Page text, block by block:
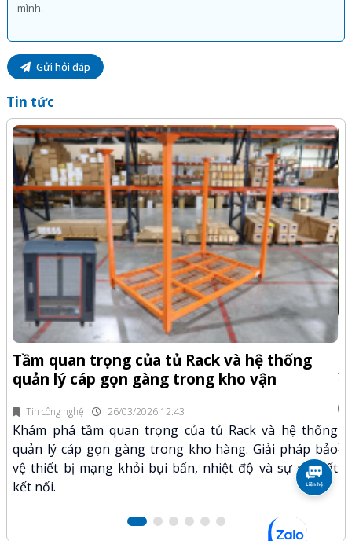
Gửi hỏi đáp
Tin tức
Tin công nghệ 26/03/2026 12:43
Tầm quan trọng của tủ Rack và hệ thống
quản lý cáp gọn gàng trong kho vận
Khám phá tầm quan trọng của tủ Rack và hệ thống
quản lý cáp gọn gàng trong kho hàng. Giải pháp bảo
vệ thiết bị mạng khỏi bụi bẩn, nhiệt độ và sự cố mất
kết nối.